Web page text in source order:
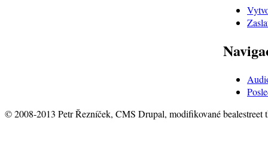
© 2008-2013 Petr Řezníček, CMS Drupal, modifikované bealestreet